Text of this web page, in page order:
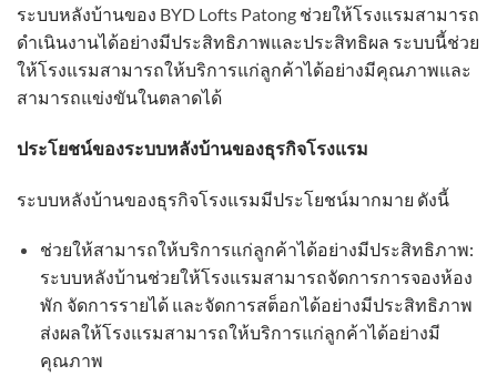
ระบบหลังบ้านของ BYD Lofts Patong ช่วยให้โรงแรมสามารถ
ดำเนินงานได้อย่างมีประสิทธิภาพและประสิทธิผล ระบบนี้ช่วย
ให้โรงแรมสามารถให้บริการแก่ลูกค้าได้อย่างมีคุณภาพและ
สามารถแข่งขันในตลาดได้
ประโยชน์ของระบบหลังบ้านของธุรกิจโรงแรม
ระบบหลังบ้านของธุรกิจโรงแรมมีประโยชน์มากมาย ดังนี้
ช่วยให้สามารถให้บริการแก่ลูกค้าได้อย่างมีประสิทธิภาพ:
ระบบหลังบ้านช่วยให้โรงแรมสามารถจัดการการจองห้อง
พัก จัดการรายได้ และจัดการสต็อกได้อย่างมีประสิทธิภาพ
ส่งผลให้โรงแรมสามารถให้บริการแก่ลูกค้าได้อย่างมี
คุณภาพ